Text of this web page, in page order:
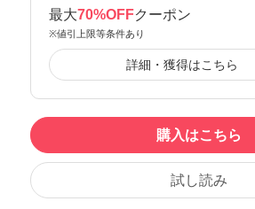
最大70%OFFクーポン
※値引上限等条件あり
詳細・獲得はこちら
購入はこちら
試し読み